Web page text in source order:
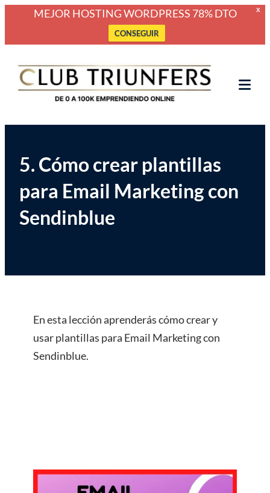
X
MEJOR HOSTING WORDPRESS 78% DTO
CONSEGUIR
contenido
Club Triunfers
Club de Emprendedores Online
5. Cómo crear plantillas
para Email Marketing con
Sendinblue
En esta lección aprenderás cómo crear y
usar plantillas para Email Marketing con
Sendinblue.